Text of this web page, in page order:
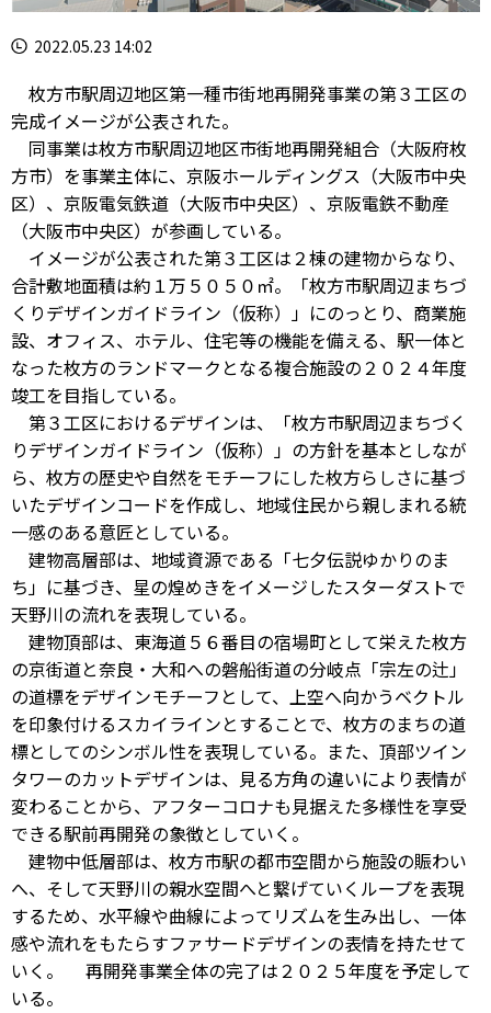
2022.05.23 14:02
枚方市駅周辺地区第一種市街地再開発事業の第３工区の
完成イメージが公表された。
同事業は枚方市駅周辺地区市街地再開発組合（大阪府枚
方市）を事業主体に、京阪ホールディングス（大阪市中央
区）、京阪電気鉄道（大阪市中央区）、京阪電鉄不動産
（大阪市中央区）が参画している。
イメージが公表された第３工区は２棟の建物からなり、
合計敷地面積は約１万５０５０㎡。「枚方市駅周辺まちづ
くりデザインガイドライン（仮称）」にのっとり、商業施
設、オフィス、ホテル、住宅等の機能を備える、駅一体と
なった枚方のランドマークとなる複合施設の２０２４年度
竣工を目指している。
第３工区におけるデザインは、「枚方市駅周辺まちづく
りデザインガイドライン（仮称）」の方針を基本としなが
ら、枚方の歴史や自然をモチーフにした枚方らしさに基づ
いたデザインコードを作成し、地域住民から親しまれる統
一感のある意匠としている。
建物高層部は、地域資源である「七夕伝説ゆかりのま
ち」に基づき、星の煌めきをイメージしたスターダストで
天野川の流れを表現している。
建物頂部は、東海道５６番目の宿場町として栄えた枚方
の京街道と奈良・大和への磐船街道の分岐点「宗左の辻」
の道標をデザインモチーフとして、上空へ向かうベクトル
を印象付けるスカイラインとすることで、枚方のまちの道
標としてのシンボル性を表現している。また、頂部ツイン
タワーのカットデザインは、見る方角の違いにより表情が
変わることから、アフターコロナも見据えた多様性を享受
できる駅前再開発の象徴としていく。
建物中低層部は、枚方市駅の都市空間から施設の賑わい
へ、そして天野川の親水空間へと繋げていくループを表現
するため、水平線や曲線によってリズムを生み出し、一体
感や流れをもたらすファサードデザインの表情を持たせて
いく。 再開発事業全体の完了は２０２５年度を予定して
いる。